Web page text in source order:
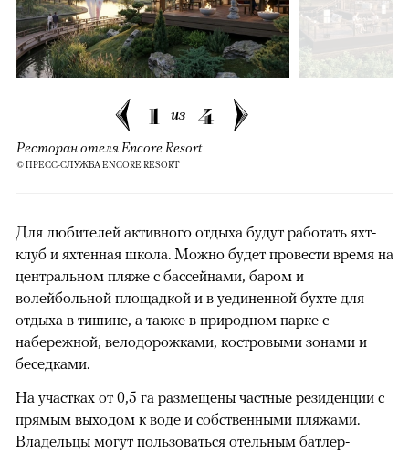
1 из 4
Ресторан отеля Encore Resort
© ПРЕСС-СЛУЖБА ENCORE RESORT
Для любителей активного отдыха будут работать яхт-
клуб и яхтенная школа. Можно будет провести время на
центральном пляже с бассейнами, баром и
волейбольной площадкой и в уединенной бухте для
отдыха в тишине, а также в природном парке с
набережной, велодорожками, костровыми зонами и
беседками.
На участках от 0,5 га размещены частные резиденции с
прямым выходом к воде и собственными пляжами.
Владельцы могут пользоваться отельным батлер-